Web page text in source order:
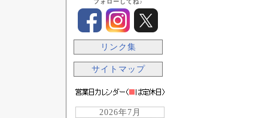
フォローしてね♪
リンク集
サイトマップ
2026年7月